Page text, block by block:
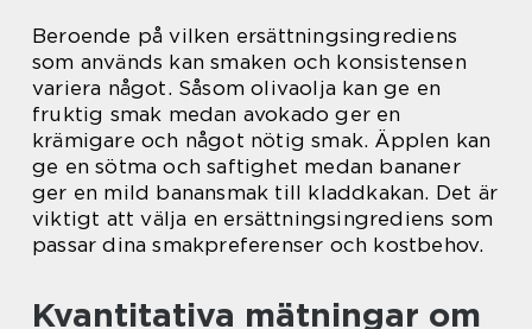
Beroende på vilken ersättningsingrediens
som används kan smaken och konsistensen
variera något. Såsom olivaolja kan ge en
fruktig smak medan avokado ger en
krämigare och något nötig smak. Äpplen kan
ge en sötma och saftighet medan bananer
ger en mild banansmak till kladdkakan. Det är
viktigt att välja en ersättningsingrediens som
passar dina smakpreferenser och kostbehov.
Kvantitativa mätningar om